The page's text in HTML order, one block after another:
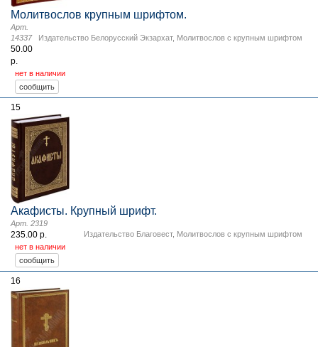
Молитвослов крупным шрифтом.
Издательство Белорусский Экзархат, Молитвослов с крупным шрифтом
Арт.
14337
50.00
р.
нет в наличии
15
Акафисты. Крупный шрифт.
Издательство Благовест, Молитвослов с крупным шрифтом
Арт. 2319
235.00 р.
нет в наличии
16